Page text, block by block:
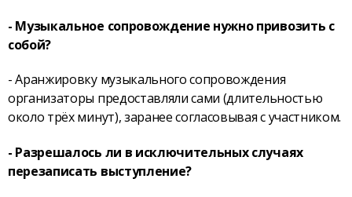
- Музыкальное сопровождение нужно привозить с
собой?
- Аранжировку музыкального сопровождения
организаторы предоставляли сами (длительностью
около трёх минут), заранее согласовывая с участником.
- Разрешалось ли в исключительных случаях
перезаписать выступление?